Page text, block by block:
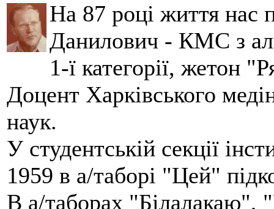
На 87 році життя нас
Данилович - КМС з
1-ї категорії, жетон
Доцент Харківського
наук.
У студентській секції
1959 в а/таборі "Цей"
В а/таборах "Білалакаю",